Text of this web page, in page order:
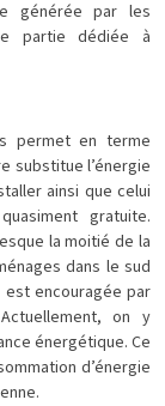
générée par les
partie dédiée à
permet en terme
substitue l’énergie
ainsi que celui
gratuite.
la moitié de la
dans le sud
est encouragée par
on y
énergétique. Ce
d’énergie